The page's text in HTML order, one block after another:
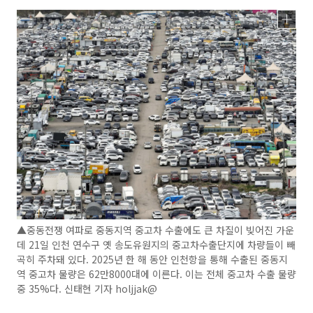
▲중동전쟁 여파로 중동지역 중고차 수출에도 큰 차질이 빚어진 가운
데 21일 인천 연수구 옛 송도유원지의 중고차수출단지에 차량들이 빼
곡히 주차돼 있다. 2025년 한 해 동안 인천항을 통해 수출된 중동지
역 중고차 물량은 62만8000대에 이른다. 이는 전체 중고차 수출 물량
중 35%다. 신태현 기자 holjjak@